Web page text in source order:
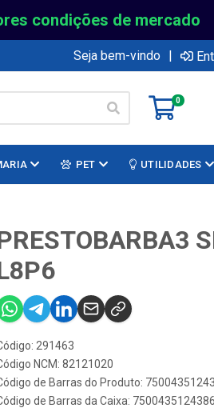
condições de mercado
Seja bem-vindo |
0
PET UTILIDADES
291463
NCM: 82121020
de Barras do Produto:
de Barras da Caixa: 7500435124386